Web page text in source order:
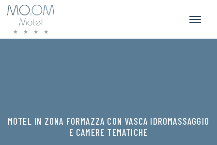
MOTEL IN ZONA FORMAZZA CON VASCA IDROMASSAGGIO
E CAMERE TEMATICHE